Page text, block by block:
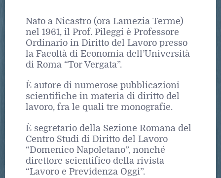
Nato a Nicastro (ora Lamezia Terme)
nel 1961, il Prof. Pileggi è Professore
Ordinario in Diritto del Lavoro presso
la Facoltà di Economia dell’Università
di Roma “Tor Vergata”.
È autore di numerose pubblicazioni
scientifiche in materia di diritto del
lavoro, fra le quali tre monografie.
È segretario della Sezione Romana del
Centro Studi di Diritto del Lavoro
“Domenico Napoletano”, nonché
direttore scientifico della rivista
“Lavoro e Previdenza Oggi”.